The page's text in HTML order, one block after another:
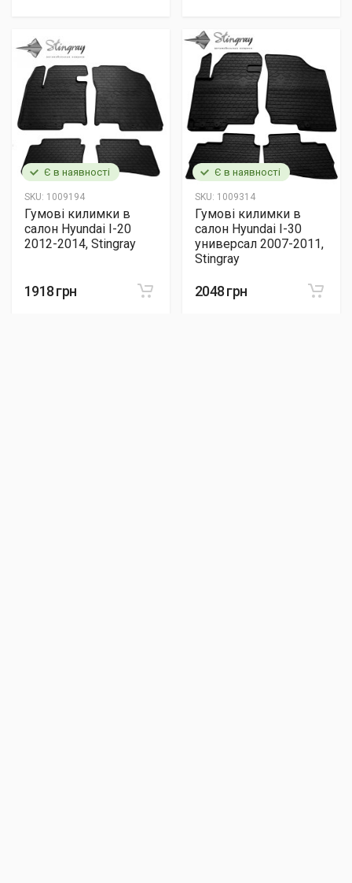
Є в наявності
SKU: 1009194
Гумові килимки в
салон Hyundai I-20
2012-2014, Stingray
1918 грн
Є в наявності
SKU: 1009314
Гумові килимки в
салон Hyundai I-30
универсал 2007-2011,
Stingray
2048 грн